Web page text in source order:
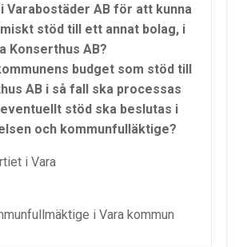
Varabostäder AB för att kunna
stöd till ett annat bolag, i
Konserthus AB?
budget som stöd till
AB i så fall ska processas
stöd ska beslutas i
och kommunfulläktige?
i Vara
i Vara kommun